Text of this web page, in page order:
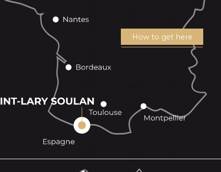
How to get here